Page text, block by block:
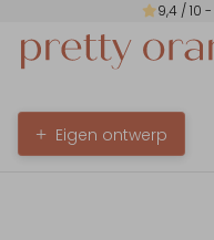
9,4/ 10 -
Eigen ontwerp